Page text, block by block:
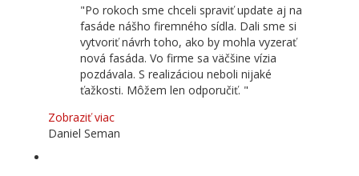
Po rokoch sme chceli spraviť update aj na
fasáde nášho firemného sídla. Dali sme si
vytvoriť návrh toho, ako by mohla vyzerať
nová fasáda. Vo firme sa väčšine vízia
pozdávala. S realizáciou neboli nijaké
ťažkosti. Môžem len odporučiť.
Zobraziť viac
Daniel Seman